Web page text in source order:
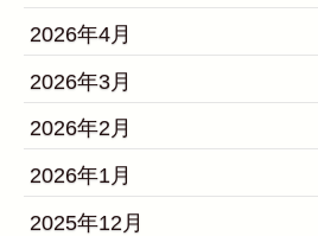
2026年4月
2026年3月
2026年2月
2026年1月
2025年12月